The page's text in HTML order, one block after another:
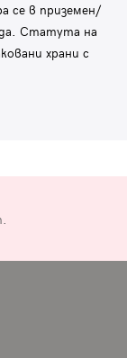
се в приземен/
Статута на
храни с